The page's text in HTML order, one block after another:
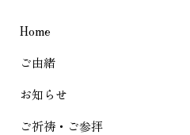
ー
シ
ョ
ン
Home
ご由緒
お知らせ
ご祈祷・ご参拝